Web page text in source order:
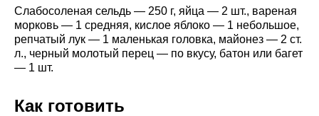
Слабосоленая сельдь — 250 г, яйца — 2 шт., вареная
морковь — 1 средняя, кислое яблоко — 1 небольшое,
репчатый лук — 1 маленькая головка, майонез — 2 ст.
л., черный молотый перец — по вкусу, батон или багет
— 1 шт.
Как готовить